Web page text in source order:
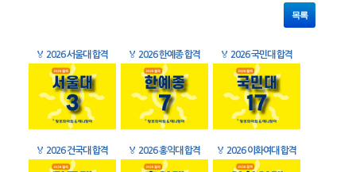
목록
🏅 2026 서울대 합격 🏅 2026 한예종 합격 🏅 2026 국민대 합격
🏅 2026 건국대 합격 🏅 2026 홍익대 합격 🏅 2026 이화여대 합격